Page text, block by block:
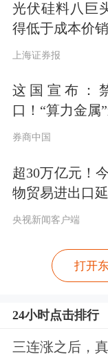
年的消金公
段。2023年
券发行审批
资本类债券
据新华财经
金融债发行
达到524亿
金融公司参
兴业消金
光伏硅料八巨
得低于成本价
上海证券报
这国宣布：
口！“算力金属
券商中国
超30万亿元！
物贸易进出口
央视新闻客户端
打开
24小时点击排行
三连涨之后，